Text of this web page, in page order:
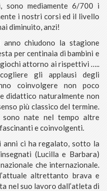
sono mediamente 6/700 i
i nostri corsi ed il livello
diminuito, anzi!
chiudono la stagione
per centinaia di bambini e
attorno ai rispettivi …..
gli applausi degli
coinvolgere non poco
didattico naturalmente non
più classico del termine.
nate nel tempo altre
e coinvolgenti.
ci ha regalato, sotto la
(Lucilla e Barbara)
che internazionale.
altrettanto brava e
nel suo lavoro dall’atleta di